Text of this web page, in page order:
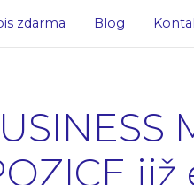
zdarma Blog
již